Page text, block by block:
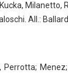
Milanetto,
All.:
Perrotta;